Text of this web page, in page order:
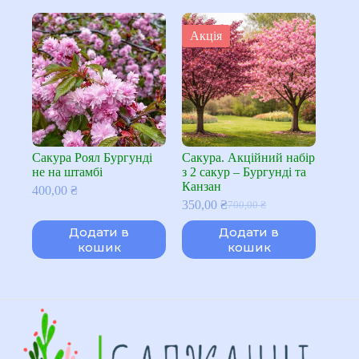
Сакура Роял Бургунді
не на штамбі
400,00 ₴
Додати в
кошик
Акція
Сакура. Акційний набір
з 2 сакур – Бургунді та
Канзан
700,00₴
Оригінальна
ціна:
700,00 ₴.
350,00₴Поточна
ціна:
350,00 ₴.
Додати в
кошик